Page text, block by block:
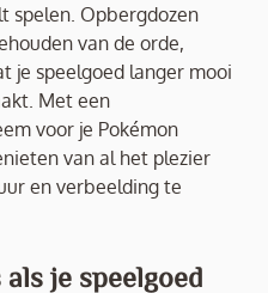
spelen. Opbergdozen
van de orde,
je speelgoed langer mooi
Met een
voor je Pokémon
van al het plezier
en verbeelding te
je speelgoed